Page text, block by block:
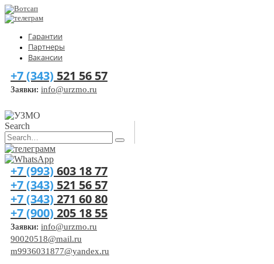
Гарантии
Партнеры
Вакансии
+7 (343) 521 56 57
Заявки: info@urzmo.ru
Search
+7 (993) 603 18 77
+7 (343) 521 56 57
+7 (343) 271 60 80
+7 (900) 205 18 55
Заявки: info@urzmo.ru
90020518@mail.ru
m9936031877@yandex.ru